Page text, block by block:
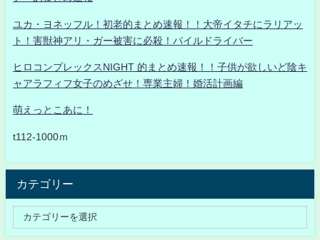
ユカ・ヨネッフル！初老的まとめ速報！！大帝イタチにラリアッ
ト！害獣神アリ・ガー被害に必殺！パイルドライバー
ヒロコンプレックスNIGHT 的まとめ速報！！子供が欲しいど陰キ
ャアラフィフ女子のめざせ！専業主婦！婚活計画編
萌えっとこあに！
t112-1000ｍ
カテゴリー